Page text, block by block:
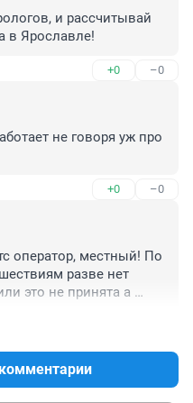
и рассчитывай
в Ярославле!
+0 –0
не говоря уж про
+0 –0
оператор, местный! По
разве нет
это не принята а